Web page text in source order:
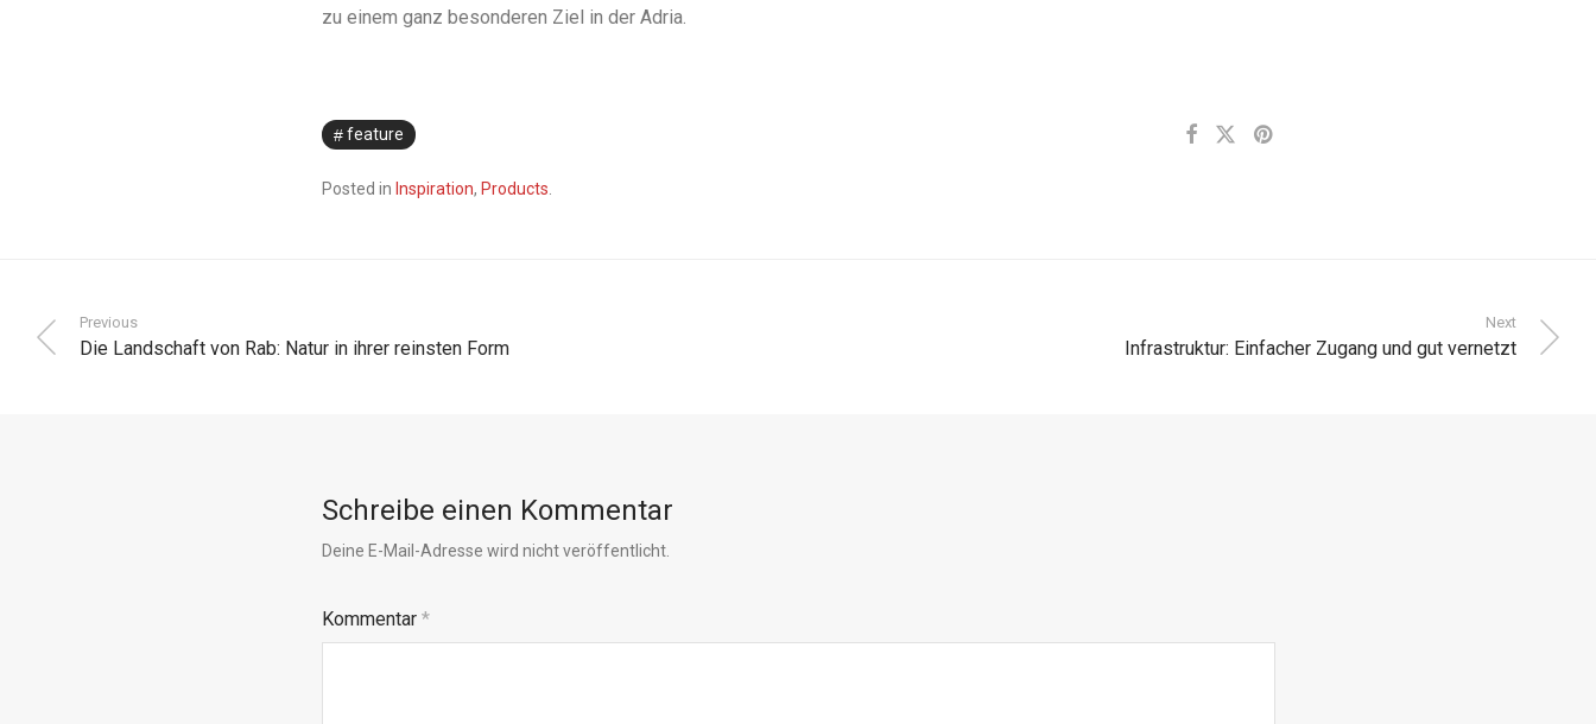
zu einem ganz besonderen Ziel in der Adria.
feature
Posted in Inspiration, Products.
Previous
Die Landschaft von Rab: Natur in ihrer reinsten Form
Next
Infrastruktur: Einfacher Zugang und gut vernetzt
Schreibe einen Kommentar
Deine E-Mail-Adresse wird nicht veröffentlicht.
Kommentar *